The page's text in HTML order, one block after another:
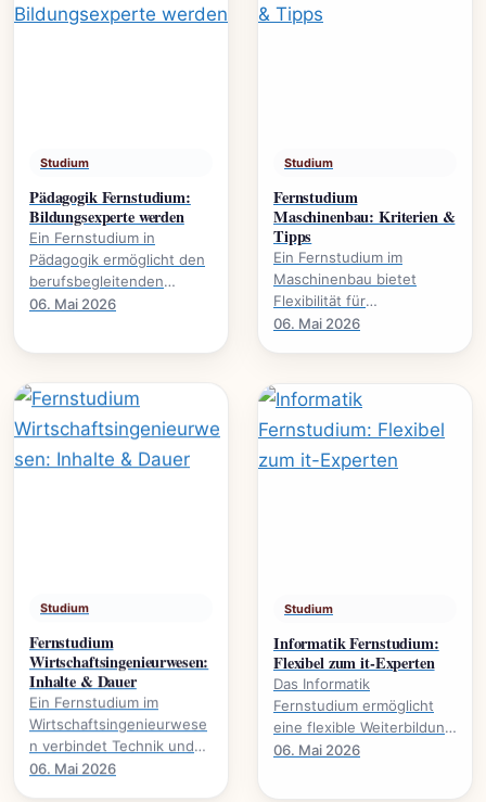
Studium
Pädagogik Fernstudium:
Bildungsexperte werden
Ein Fernstudium in
Pädagogik ermöglicht den
berufsbegleitenden
Erwerb akademischer
06. Mai 2026
Studium
Fernstudium
Maschinenbau: Kriterien &
Tipps
Ein Fernstudium im
Maschinenbau bietet
Flexibilität für
Berufstätige. Dieser
praktische.
06. Mai 2026
Studium
Fernstudium
Wirtschaftsingenieurwesen:
Inhalte & Dauer
Ein Fernstudium im
Wirtschaftsingenieurwese
n verbindet Technik und
Wirtschaft. Alles über
06. Mai 2026
Studium
Informatik Fernstudium:
Flexibel zum it-Experten
Das Informatik
Fernstudium ermöglicht
eine flexible Weiterbildung
zum IT-Experten., welche
06. Mai 2026